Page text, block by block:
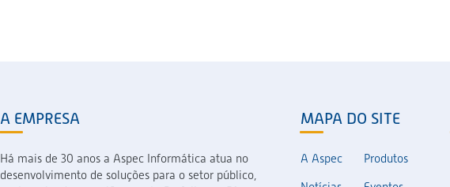
A EMPRESA
Há mais de 30 anos a Aspec Informática atua no
desenvolvimento de soluções para o setor público,
MAPA DO SITE
A Aspec
Produtos